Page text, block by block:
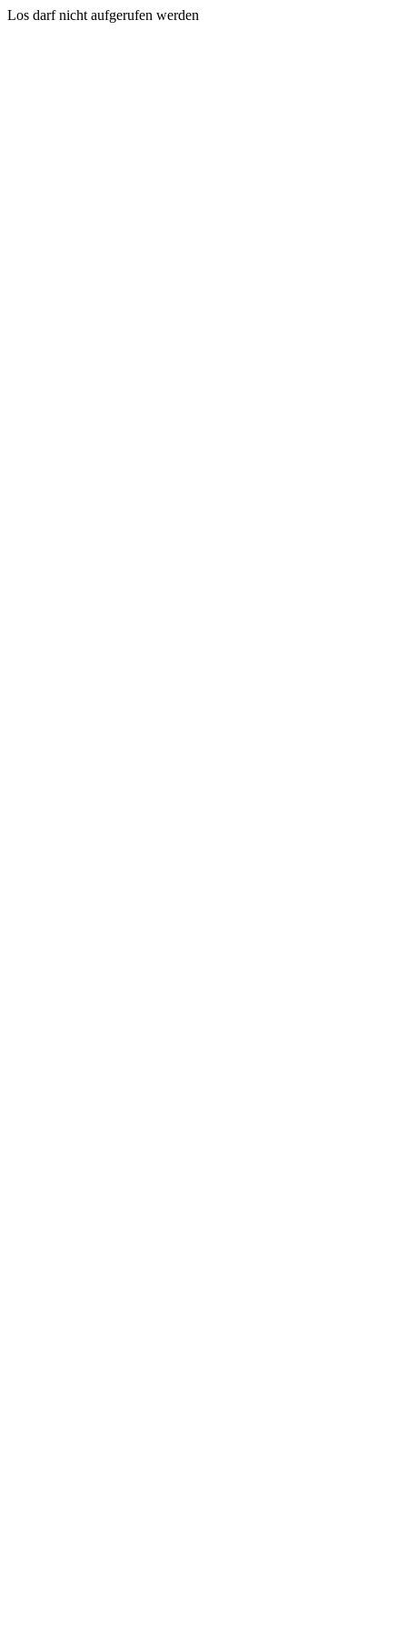
Los darf nicht aufgerufen werden